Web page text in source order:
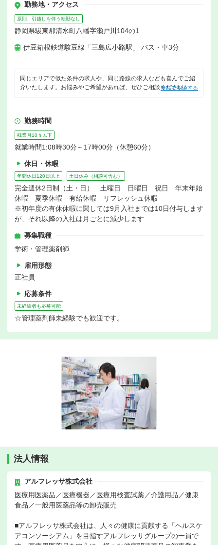
勤務地・アクセス
原則、引越しを伴う転勤なし
静岡県駿東郡清水町八幡字瀬戸川104の1
伊豆箱根鉄道駿豆線「三島広小路駅」 バス・車3分
同じエリアで似た条件の求人や、同じ路線の求人なども喜んでご紹
介いたします。お悩みやご希望があれば、ぜひご相談ください。
無料で相談する
勤務時間
残業月10ｈ以下
就業時間1:08時30分～17時00分（休憩60分）
休日・休暇
年間休日120日以上 土日休み（相談可含む）
完全週休2日制（土・日） 土曜日 日曜日 祝日 年末年始
休暇 夏季休暇 有給休暇 リフレッシュ休暇
※初年度の有休休暇に関しては9月入社までは10日付与します
が、それ以降の入社は月ごとに減少します
募集職種
学術・管理薬剤師
雇用形態
正社員
応募条件
未経験者も応募可能
☆管理薬剤師未経験でも歓迎です。
法人情報
アルフレッサ株式会社
医療用医薬品／医療機器／医療用検査試薬／介護用品／健康
食品／一般用医薬品等の卸売販売
■アルフレッサ株式会社は、人々の健康に貢献する「ヘルスケ
アコンソーシアム」を目指すアルフレッサグループの一員で